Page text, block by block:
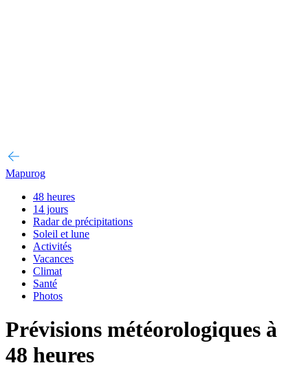
Mapurog
48 heures
14 jours
Radar de précipitations
Soleil et lune
Activités
Vacances
Climat
Santé
Photos
Prévisions météorologiques à
48 heures